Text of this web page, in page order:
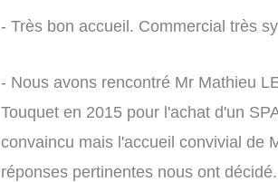
- Très bon accueil. Commercial très
- Nous avons rencontré Mr Mathieu
Touquet en 2015 pour l'achat d'un
convaincu mais l'accueil convivial de
réponses pertinentes nous ont